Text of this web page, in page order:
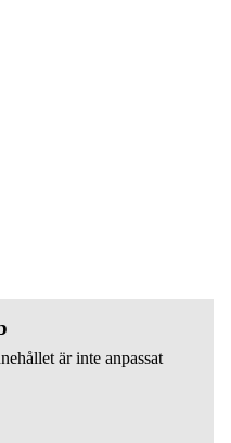
är inte anpassat